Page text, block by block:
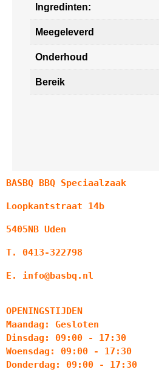
Ingredinten:
Meegeleverd
Onderhoud
Bereik
BASBQ BBQ Speciaalzaak
Loopkantstraat 14b
5405NB Uden
T. 0413-322798
E. info@basbq.nl
OPENINGSTIJDEN
Maandag: Gesloten
Dinsdag: 09:00 - 17:30
Woensdag: 09:00 - 17:30
Donderdag: 09:00 - 17:30